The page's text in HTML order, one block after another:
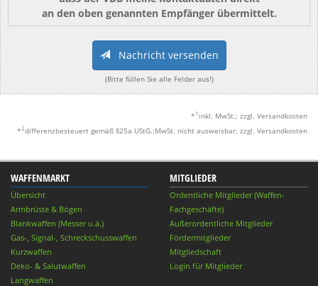
an den oben genannten Empfänger übermittelt.
Nachricht versenden
(Bitte füllen Sie alle Felder aus!)
* 1 inkl. MwSt.; zzgl. Versandkosten
*2differenzbesteuert gemäß §25a UStG.;MwSt. nicht ausweisbar; zzgl. Versandkosten
WAFFENMARKT
Übersicht
Armbrüste & Bögen
Blankwaffen (Messer u.ä.)
Gas-, Signal-, Schreckschusswaffen
Kurzwaffen
Deko- & Salutwaffen
Langwaffen
MITGLIEDER
Ordentliche Mitglieder (Waffen-
Fachgeschäfte)
Außerordentliche Mitglieder
Fördermitglieder
Mitgliedschaft
Login für Mitglieder